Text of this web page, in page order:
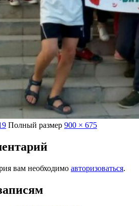
Полный размер 900 × 675
вам необходимо авторизоваться.